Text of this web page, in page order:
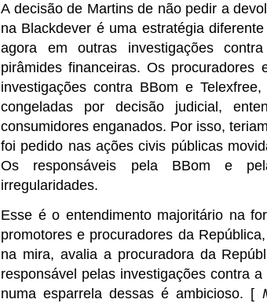
A decisão de Martins de não pedir a
na Blackdever é uma estratégia
agora em outras investigações
pirâmides financeiras. Os procuradores
investigações contra BBom e
congeladas por decisão judicial,
consumidores enganados. Por isso,
foi pedido nas ações civis públicas
Os responsáveis pela BBom e
irregularidades.
Esse é o entendimento majoritário na
promotores e procuradores da
na mira, avalia a procuradora da
responsável pelas investigações contra
numa esparrela dessas é ambicioso. [